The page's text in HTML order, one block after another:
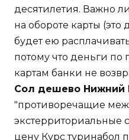
десятилетия. Важно
на обороте карты (это
будет ею
потому что деньги
картам банки не
Сол дешево Нижний
"противоречащие
экстерриториальные
цену Курс туринабол